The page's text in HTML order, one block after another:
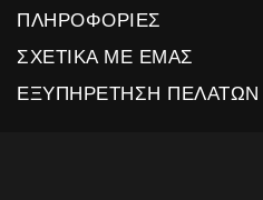
ΠΛΗΡΟΦΟΡΊΕΣ
ΣΧΕΤΙΚΆ ΜΕ ΕΜΆΣ
ΕΞΥΠΗΡΈΤΗΣΗ ΠΕΛΑΤΏΝ